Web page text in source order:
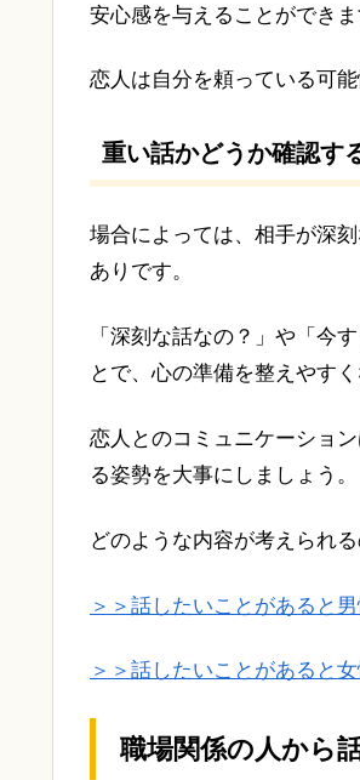
安心感を与えることができま
恋人は自分を頼っている可
重い話かどうか確認す
場合によっては、相手が深
ありです。
「深刻な話なの？」や「今
とで、心の準備を整えやすく
恋人とのコミュニケーショ
る姿勢を大事にしましょう。
どのような内容が考えられ
＞＞話したいことがあると
＞＞話したいことがあると
職場関係の人から